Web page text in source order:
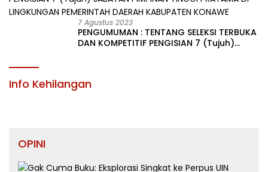
7 Agustus 2023
PENGUMUMAN : TENTANG SELEKSI TERBUKA
DAN KOMPETITIF PENGISIAN 7 (Tujuh)
Info Kehilangan
OPINI